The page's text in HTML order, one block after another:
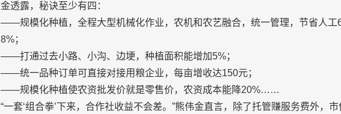
金透露，秘诀至少有四：
——规模化种植，全程大型机械化作业，农机和农艺融合，统一管理，节省人工
8%；
——打通过去小路、小沟、边埂，种植面积能增加5%；
——统一品种订单可直接对接用粮企业，每亩增收达150元；
——规模化种植使农资批发价就是零售价，农资成本能降20%……
“一套‘组合拳’下来，合作社收益不会差。”熊伟金直言，除了托管赚服务费外，